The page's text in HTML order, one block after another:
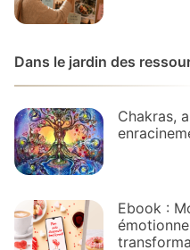
Dans le jardin des
Chakras,
Ebook :